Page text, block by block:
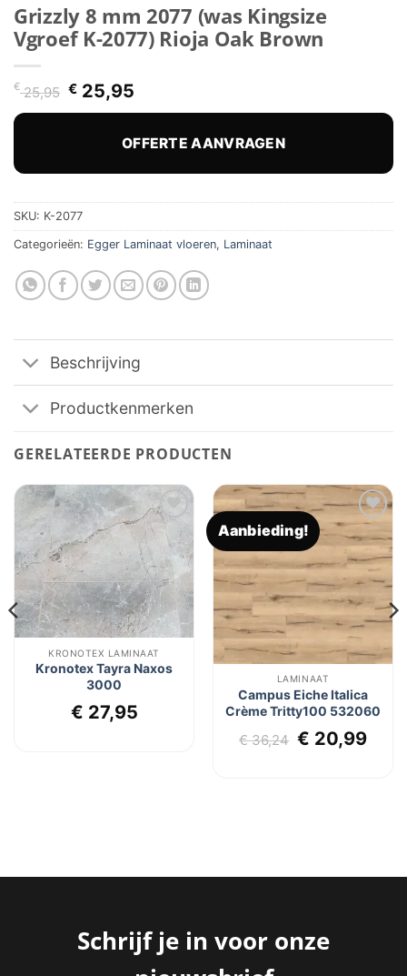
Grizzly 8 mm 2077 (was Kingsize
Vgroef K-2077) Rioja Oak Brown
€25,95 Oorspronkelijke
prijs
€ 25,95.
€25,95Huidige
prijs
€ 25,95.
OFFERTE AANVRAGEN
SKU: K-2077
Categorieën: Egger Laminaat vloeren, Laminaat
Beschrijving
Productkenmerken
GERELATEERDE PRODUCTEN
Toevoegen
verlanglijst
KRONOTEX LAMINAAT
Kronotex Tayra Naxos
3000
€ 27,95
Aanbieding!
aan
verlanglijst
LAMINAAT
Campus Eiche Italica
Crème Tritty100 532060
€36,24 € 20,99
Schrijf je in voor onze